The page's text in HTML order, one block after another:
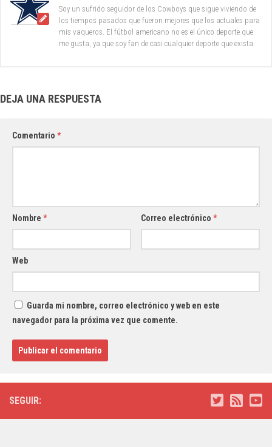
Soy un sufrido seguidor de los Cowboys que sigue viviendo de
los tiempos pasados que fueron mejores que los actuales para
mis vaqueros. El fútbol americano no es el único deporte que
me gusta, ya que soy fan de casi cualquier deporte que exista.
DEJA UNA RESPUESTA
Comentario *
Nombre * Correo electrónico*
Web
Guarda mi nombre, correo electrónico y web en este
navegador para la próxima vez que comente.
SEGUIR: